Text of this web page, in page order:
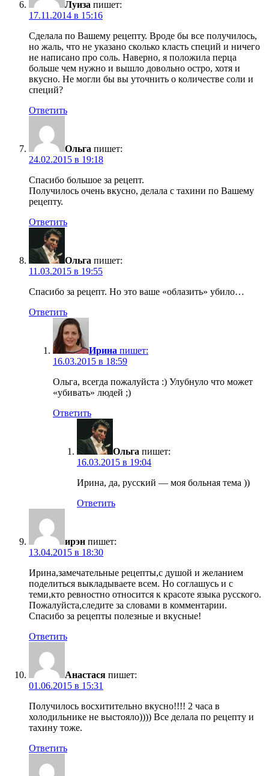
Луиза пишет:
17.11.2014 в 15:16
Сделала по Вашему рецепту. Вроде бы все получилось,
но жаль, что не указано сколько класть специй и ничего
не написано про соль. Наверно, я положила перца
больше чем нужно и вышло довольно остро, хотя и
вкусно. Не могли бы вы уточнить о количестве соли и
специй?
Ответить
Ольга пишет:
24.02.2015 в 19:18
Спасибо большое за рецепт.
Получилось очень вкусно, делала с тахини по Вашему
рецепту.
Ответить
Ольга пишет:
11.03.2015 в 19:55
Спасибо за рецепт. Но это ваше «облазить» убило…
Ответить
Ирина пишет:
16.03.2015 в 18:59
Ольга, всегда пожалуйста :) Улубнуло что может
«убивать» людей ;)
Ответить
Ольга пишет:
16.03.2015 в 19:04
Ирина, да, русский — моя больная тема ))
Ответить
ирэн пишет:
13.04.2015 в 18:30
Ирина,замечательные рецепты,с душой и желанием
поделиться выкладываете всем. Но соглашусь и с
теми,кто ревностно относится к красоте языка русского.
Пожалуйста,следите за словами в комментарии.
Спасибо за рецепты полезные и вкусные!
Ответить
Анастася пишет:
01.06.2015 в 15:31
Получилось восхитительно вкусно!!!! 2 часа в
холодильнике не выстояло)))) Все делала по рецепту и
тахину тоже.
Ответить